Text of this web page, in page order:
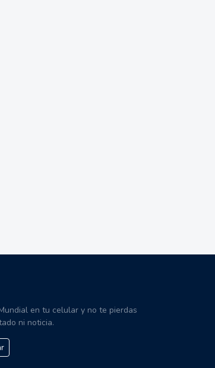
en tu celular y no te pierdas
ni noticia.